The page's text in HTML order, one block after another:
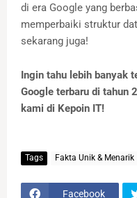
di era Google yang
memperbaiki struktur
sekarang juga!
Ingin tahu lebih banyak
Google terbaru di tahun
kami di Kepoin IT!
Tags Fakta Unik & Menarik
Facebook